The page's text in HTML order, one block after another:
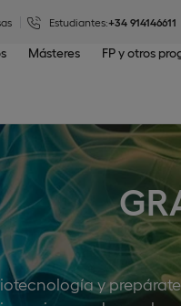
Estudiantes:+34 914146611
Másteres FP y otros
y